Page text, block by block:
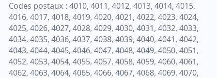
Codes postaux : 4010, 4011, 4012, 4013, 4014, 4015,
4016, 4017, 4018, 4019, 4020, 4021, 4022, 4023, 4024,
4025, 4026, 4027, 4028, 4029, 4030, 4031, 4032, 4033,
4034, 4035, 4036, 4037, 4038, 4039, 4040, 4041, 4042,
4043, 4044, 4045, 4046, 4047, 4048, 4049, 4050, 4051,
4052, 4053, 4054, 4055, 4057, 4058, 4059, 4060, 4061,
4062, 4063, 4064, 4065, 4066, 4067, 4068, 4069, 4070,